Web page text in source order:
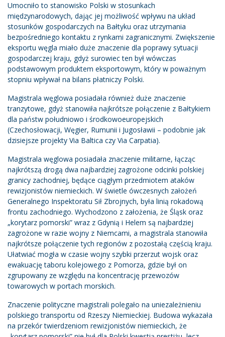
Umocniło to stanowisko Polski w stosunkach
międzynarodowych, dając jej możliwość wpływu na układ
stosunków gospodarczych na Bałtyku oraz utrzymania
bezpośredniego kontaktu z rynkami zagranicznymi. Zwiększenie
eksportu węgla miało duże znaczenie dla poprawy sytuacji
gospodarczej kraju, gdyż surowiec ten był wówczas
podstawowym produktem eksportowym, który w poważnym
stopniu wpływał na bilans płatniczy Polski.
Magistrala węglowa posiadała również duże znaczenie
tranzytowe, gdyż stanowiła najkrótsze połączenie z Bałtykiem
dla państw południowo i środkowoeuropejskich
(Czechosłowacji, Węgier, Rumunii i Jugosławii – podobnie jak
dzisiejsze projekty Via Baltica czy Via Carpatia).
Magistrala węglowa posiadała znaczenie militarne, łącząc
najkrótszą drogą dwa najbardziej zagrożone odcinki polskiej
granicy zachodniej, będące ciągłym przedmiotem ataków
rewizjonistów niemieckich. W świetle ówczesnych założeń
Generalnego Inspektoratu Sił Zbrojnych, była linią rokadową
frontu zachodniego. Wychodzono z założenia, że Śląsk oraz
„korytarz pomorski” wraz z Gdynią i Helem są najbardziej
zagrożone w razie wojny z Niemcami, a magistrala stanowiła
najkrótsze połączenie tych regionów z pozostałą częścią kraju.
Ułatwiać mogła w czasie wojny szybki przerzut wojsk oraz
ewakuację taboru kolejowego z Pomorza, gdzie był on
zgrupowany ze względu na koncentrację przewozów
towarowych w portach morskich.
Znaczenie polityczne magistrali polegało na uniezależnieniu
polskiego transportu od Rzeszy Niemieckiej. Budowa wykazała
na przekór twierdzeniom rewizjonistów niemieckich, że